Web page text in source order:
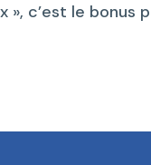
», c’est le